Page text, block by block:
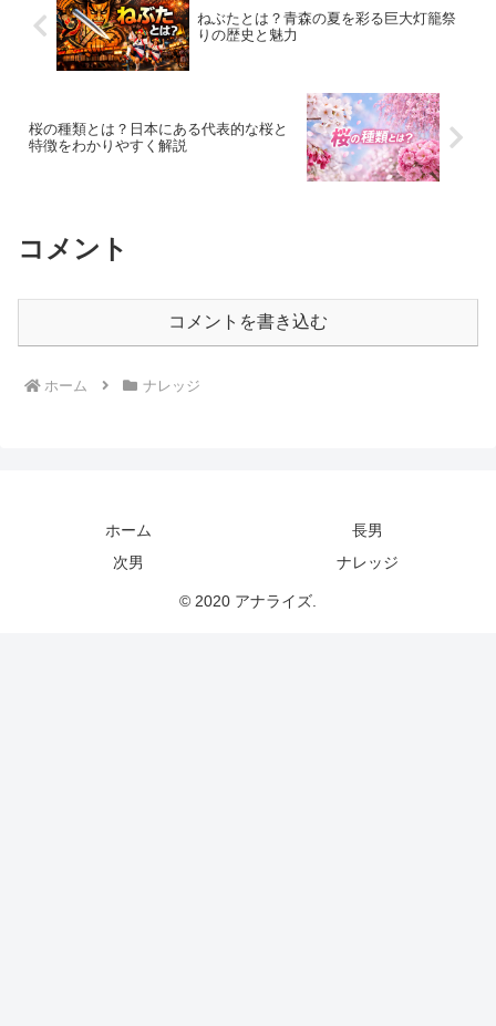
ねぶたとは？青森の夏を彩る巨大灯籠祭
りの歴史と魅力
桜の種類とは？日本にある代表的な桜と
特徴をわかりやすく解説
コメント
コメントを書き込む
ホーム ナレッジ
ホーム
長男
次男
ナレッジ
© 2020 アナライズ.